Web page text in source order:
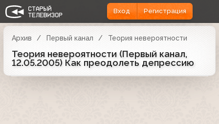
Вход Регистрация
Архив Первый канал Теория невероятности
Теория невероятности (Первый канал,
12.05.2005) Как преодолеть депрессию